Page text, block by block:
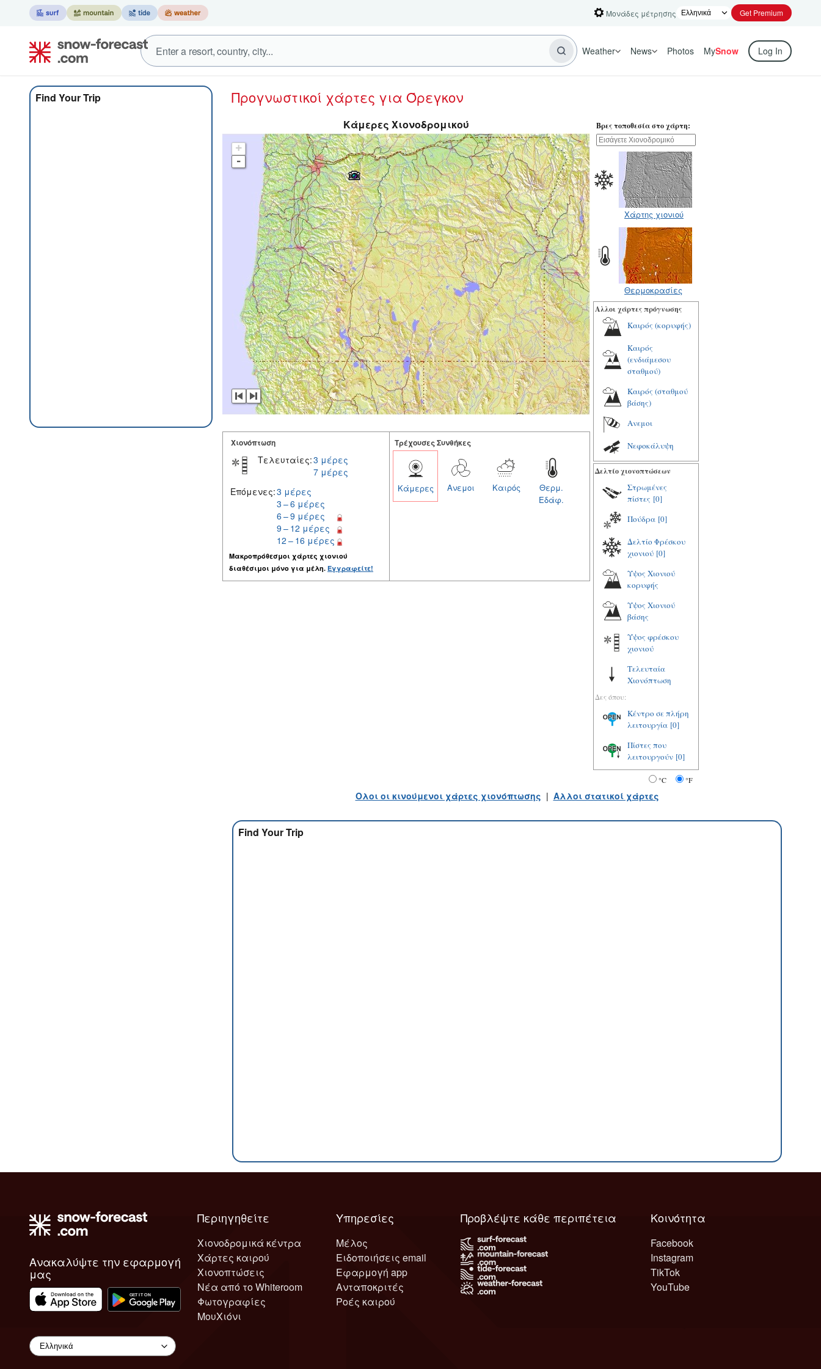
Μονάδες μέτρησης Get Premium
Weather News Photos MySnow Log In
Find Your Trip Προγνωστικοί χάρτες για Όρεγκον
Κάμερες Χιονοδρομικού
+
-
Χιονόπτωση
Τελευταίες:3 μέρες
7 μέρες
Επόμενες:3 μέρες
3 – 6 μέρες
6 – 9 μέρες
9 – 12 μέρες
12 – 16 μέρες
Μακροπρόθεσμοι χάρτες χιονιού
διαθέσιμοι μόνο για μέλη. Εγγραφείτε!
Tρέχουσες Συνθήκες
Θερμ.
Εδάφ.
Καιρός
Ανεμοι
Κάμερες
Βρες τοποθεσία στο χάρτη:
Χάρτης χιονιού
Θερμοκρασίες
Αλλοι χάρτες πρόγνωσης
Καιρός (κορυφής)
Καιρός
(ενδιάμεσου
σταθμού)
Καιρός (σταθμού
βάσης)
Ανεμοι
Νεφοκάλυψη
Δελτίο χιονοπτώσεων
Στρωμένες
πίστες [0]
Πούδρα [0]
Δελτίο Φρέσκου
χιονιού [0]
Υψος Χιονιού
κορυφής
Υψος Χιονιού
βάσης
Υψος φρέσκου
χιονιού
Τελευταία
Χιονόπτωση
Δες όπου:
Κέντρο σε πλήρη
λειτουργία [0]
Πίστες που
λειτουργούν [0]
°C °F
Ολοι οι κινούμενοι χάρτες χιονόπτωσης | Αλλοι στατικοί χάρτες
Find Your Trip
Ανακαλύψτε την εφαρμογή
μας
Περιηγηθείτε
Χιονοδρομικά κέντρα
Χάρτες καιρού
Χιονοπτώσεις
Νέα από το Whiteroom
Φωτογραφίες
ΜουΧιόνι
Υπηρεσίες
Μέλος
Ειδοποιήσεις email
Εφαρμογή app
Ανταποκριτές
Ροές καιρού
Κοινότητα
Facebook
Instagram
TikTok
YouTube
Προβλέψτε κάθε περιπέτεια